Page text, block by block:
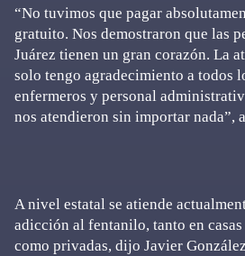
“No tuvimos que pagar
gratuito. Nos demostraron que las
Juárez tienen un gran corazón. La
solo tengo agradecimiento a todos
enfermeros y personal
nos atendieron sin importar nada”,
A nivel estatal se atiende
adicción al fentanilo, tanto en
como privadas, dijo Javier